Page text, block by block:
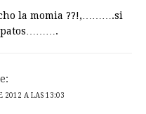
la momia ??!,……….si
2012 A LAS 13:03